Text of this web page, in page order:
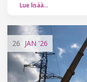
Lue lisää…
26 JAN '26